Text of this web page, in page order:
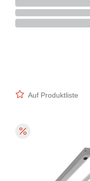
Auf Produktliste